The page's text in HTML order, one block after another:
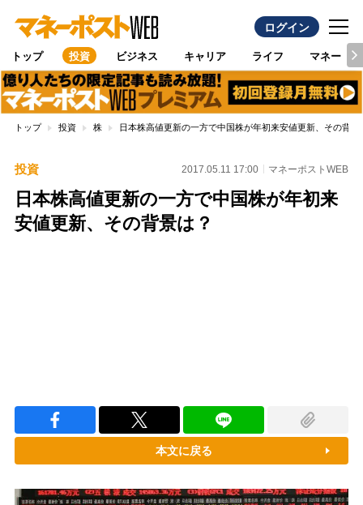
ログイン
トップ 投資 ビジネス キャリア ライフ マネー
トップ 投資 株 日本株高値更新の一方で中国株が年初来安値更新、その背景
投資 2017.05.11 17:00 マネーポストWEB
日本株高値更新の一方で中国株が年初来
安値更新、その背景は？
本文に戻る